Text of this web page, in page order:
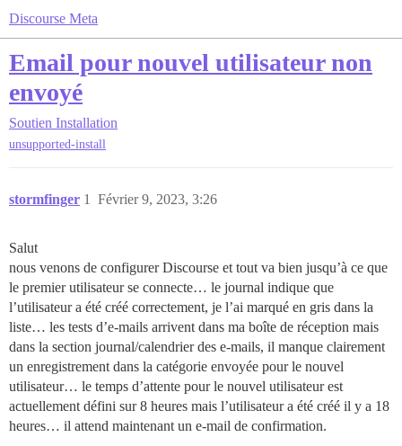
Discourse Meta
Email pour nouvel utilisateur non
envoyé
Soutien Installation
unsupported-install
stormfinger Février 9, 2023, 3:26
1
Salut
nous venons de configurer Discourse et tout va bien jusqu’à ce que
le premier utilisateur se connecte… le journal indique que
l’utilisateur a été créé correctement, je l’ai marqué en gris dans la
liste… les tests d’e-mails arrivent dans ma boîte de réception mais
dans la section journal/calendrier des e-mails, il manque clairement
un enregistrement dans la catégorie envoyée pour le nouvel
utilisateur… le temps d’attente pour le nouvel utilisateur est
actuellement défini sur 8 heures mais l’utilisateur a été créé il y a 18
heures… il attend maintenant un e-mail de confirmation.